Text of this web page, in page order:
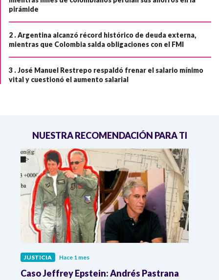
pirámide
2 .Argentina alcanzó récord histórico de deuda externa,
mientras que Colombia salda obligaciones con el FMI
3 .José Manuel Restrepo respaldó frenar el salario mínimo
vital y cuestionó el aumento salarial
NUESTRA RECOMENDACIÓN PARA TI
JUSTICIA Hace 1 mes
Caso Jeffrey Epstein: Andrés Pastrana